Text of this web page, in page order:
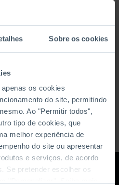
Sobre os cookies
os cookies
do site, permitindo
Ao "Permitir todos",
tipo de cookies, que
melhor experiência de
do site ou apresentar
e serviços, de acordo
Se pretender escolher os